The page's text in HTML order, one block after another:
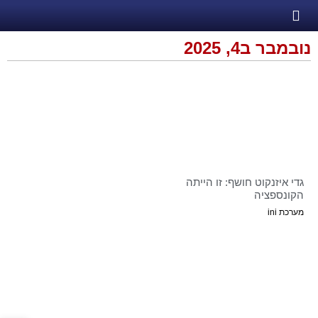
נובמבר ב4, 2025
גדי איזנקוט חושף: זו הייתה
הקונספציה
מערכת ini